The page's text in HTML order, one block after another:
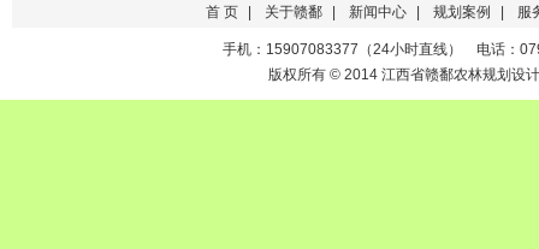
首 页 关于赣鄱 新闻中心 规划案例 服
手机：15907083377（24小时直线） 电话：
版权所有 © 2014 江西省赣鄱农林规划